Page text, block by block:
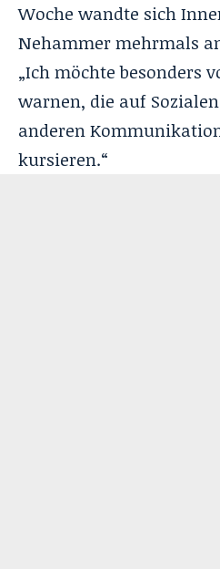
Woche wandte sich
Nehammer mehrmals
„Ich möchte besonders
warnen, die auf
anderen
kursieren.“